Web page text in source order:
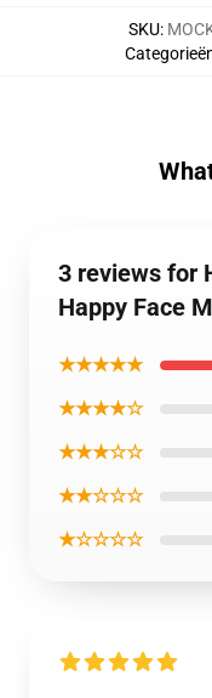
SKU:
3 reviews for
Happy Face
★★★★★
★★★★☆
★★★☆☆
★★☆☆☆
★☆☆☆☆